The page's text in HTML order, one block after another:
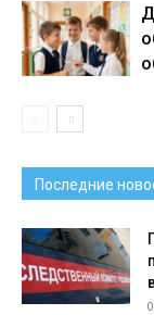
Последние